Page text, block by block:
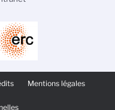
Mentions légales